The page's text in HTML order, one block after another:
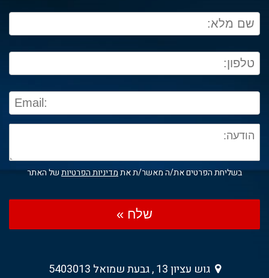
בשליחת הפרטים את/ה מאשר/ת אתמדיניות הפרטיותשל האתר
שלח »
גוש עציון 13 , גבעת שמואל 5403013